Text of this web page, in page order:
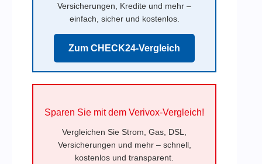
Versicherungen, Kredite und mehr –
einfach, sicher und kostenlos.
Zum CHECK24-Vergleich
Sparen Sie mit dem Verivox-Vergleich!
Vergleichen Sie Strom, Gas, DSL,
Versicherungen und mehr – schnell,
kostenlos und transparent.